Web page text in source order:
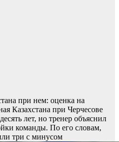
при нем: оценка на
Казахстана при Черчесове
лет, но тренер объяснил
команды. По его словам,
три с минусом